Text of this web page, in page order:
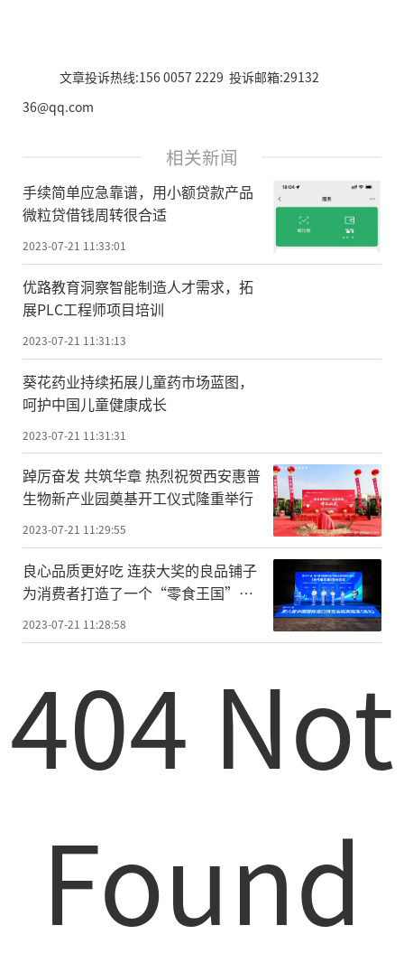
文章投诉热线:156 0057 2229 投诉邮箱:29132
36@qq.com
相关新闻
手续简单应急靠谱，用小额贷款产品
微粒贷借钱周转很合适
2023-07-21 11:33:01
优路教育洞察智能制造人才需求，拓
展PLC工程师项目培训
2023-07-21 11:31:13
葵花药业持续拓展儿童药市场蓝图，
呵护中国儿童健康成长
2023-07-21 11:31:31
踔厉奋发 共筑华章 热烈祝贺西安惠普
生物新产业园奠基开工仪式隆重举行
2023-07-21 11:29:55
良心品质更好吃 连获大奖的良品铺子
为消费者打造了一个“零食王国”新
地标
2023-07-21 11:28:58
404 Not
Found